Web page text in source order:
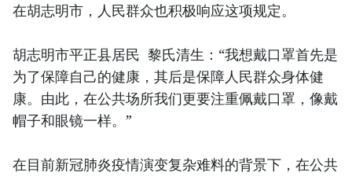
在胡志明市，人民群众也积极响应这项规定。
胡志明市平正县居民 黎氏清生：“我想戴口罩首先是
为了保障自己的健康，其后是保障人民群众身体健
康。由此，在公共场所我们更要注重佩戴口罩，像戴
帽子和眼镜一样。”
在目前新冠肺炎疫情演变复杂难料的背景下，在公共